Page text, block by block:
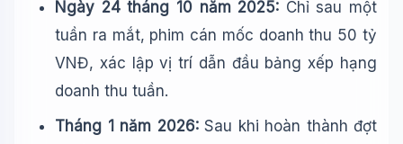
Ngày 24 tháng 10 năm 2025: Chỉ sau một
tuần ra mắt, phim cán mốc doanh thu 50 tỷ
VNĐ, xác lập vị trí dẫn đầu bảng xếp hạng
doanh thu tuần.
Tháng 1 năm 2026:Sau khi hoàn thành đợt